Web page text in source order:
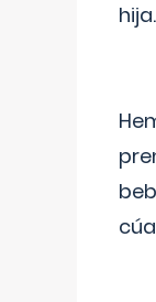
hija.